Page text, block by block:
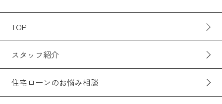
TOP
スタッフ紹介
住宅ローンのお悩み相談